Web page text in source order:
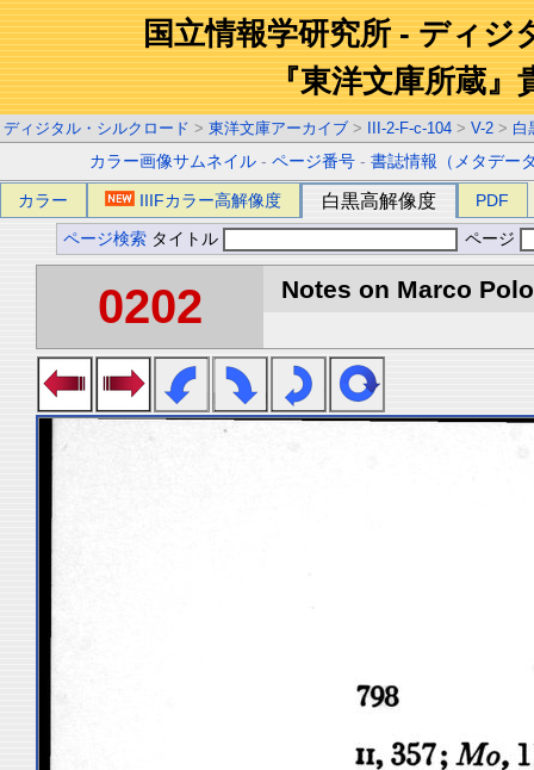
国立情報学研究所 - ディジ
『東洋文庫所蔵』
ディジタル・シルクロード > 東洋文庫アーカイブ > III-2-F-c-104 > V-2 > 白
カラー画像サムネイル -ページ番号 -書誌情報（メタデー
カラー IIIFカラー高解像度 白黒高解像度 PDF
ページ検索 タイトル ページ
0202 Notes on Marco